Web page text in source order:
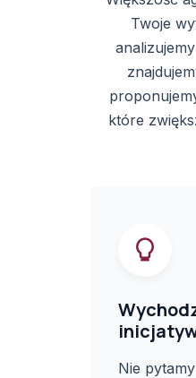
Twoje
które
Nie